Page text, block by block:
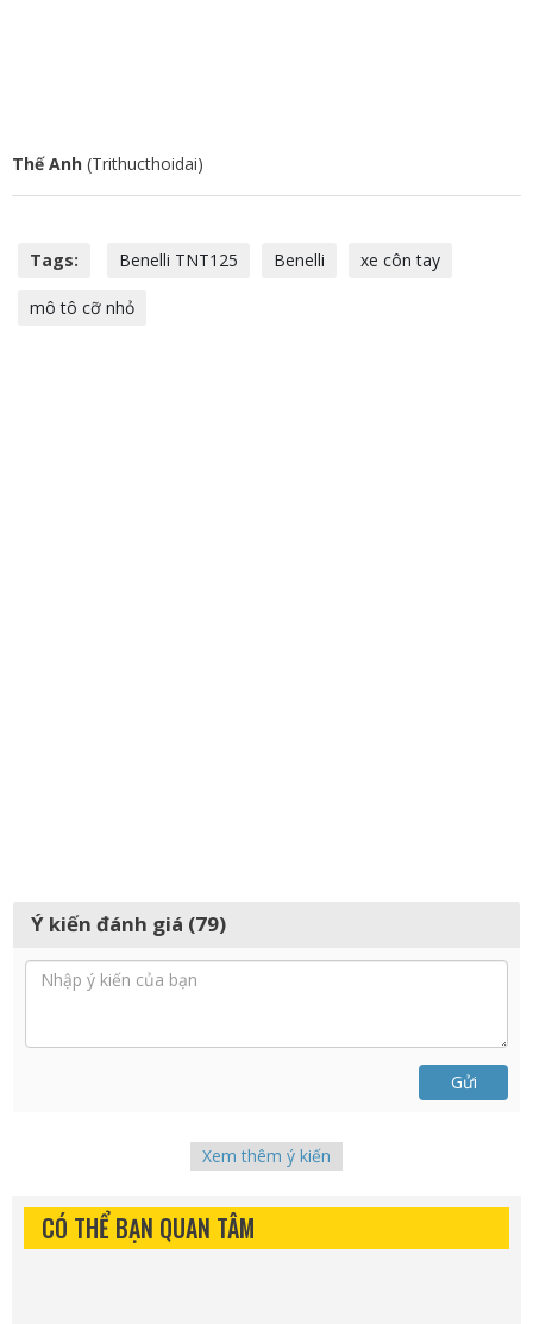
Thế Anh (Trithucthoidai)
Tags: Benelli TNT125 Benelli xe côn tay
mô tô cỡ nhỏ
Ý kiến đánh giá (79)
Gửi
Xem thêm ý kiến
CÓ THỂ BẠN QUAN TÂM